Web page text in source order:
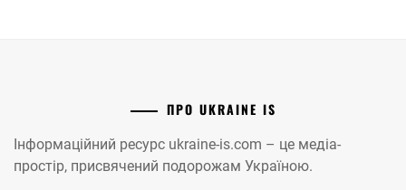
ПРО UKRAINE IS
Інформаційний ресурс ukraine-is.com – це медіа-
простір, присвячений подорожам Україною.